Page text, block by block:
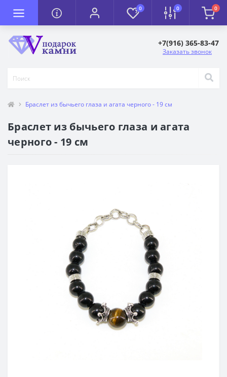
0 0 0
+7(916) 365-83-47
Заказать звонок
Браслет из бычьего глаза и агата черного - 19 см
Браслет из бычьего глаза и агата
черного - 19 см